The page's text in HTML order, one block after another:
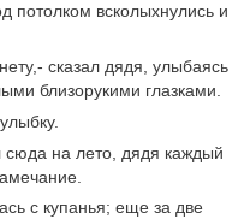
потолком всколыхнулись и
сказал дядя, улыбаясь
близорукими глазками.
сюда на лето, дядя каждый
с купанья; еще за две